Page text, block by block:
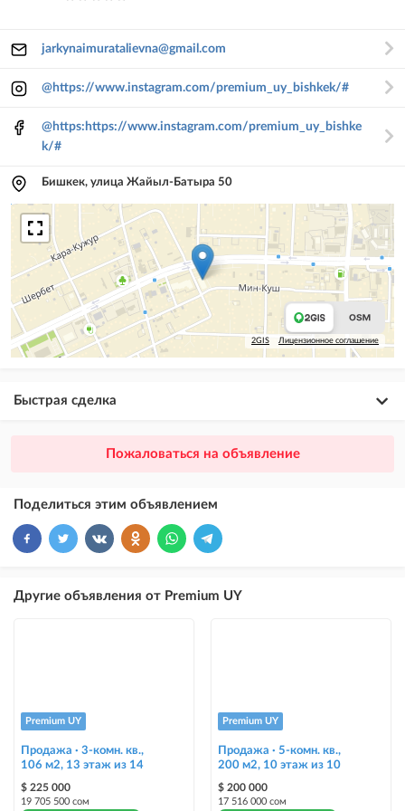
jarkynaimuratalievna@gmail.com
@https://www.instagram.com/premium_uy_bishkek/#
@https:https://www.instagram.com/premium_uy_bishke
k/#
Бишкек, улица Жайыл-Батыра 50
2GIS Лицензионное соглашение
Быстрая сделка
размещение объявления выше бесплатных объявлений
размещение объявления выше бесплатных объявлений (после VIP)
Instagram Промо
размещение объявления на Instagram аккаунте @house_kg и на
Telegram канале + платное продвижение на Instagram
Выделить цветом
выделение объявления цветом среди других объявлений
Пожаловаться на объявление
Поделиться этим объявлением
Другие объявления от Premium UY
Premium UY
Продажа · 3-комн. кв.,
106 м2, 13 этаж из 14
$ 225 000
19 705 500 сом
Premium UY
Продажа · 5-комн. кв.,
200 м2, 10 этаж из 10
$ 200 000
17 516 000 сом